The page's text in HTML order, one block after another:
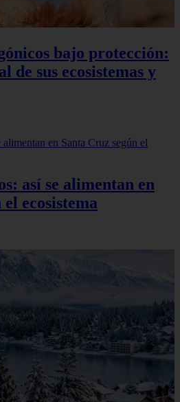
bajo protección:
de sus ecosistemas y
así se alimentan en
ecosistema